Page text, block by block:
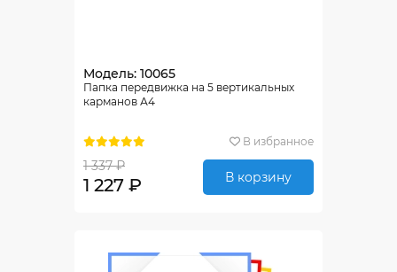
Модель: 10065
Папка передвижка на 5 вертикальных
карманов А4
В избранное
1 337 ₽
1 227 ₽ В корзину